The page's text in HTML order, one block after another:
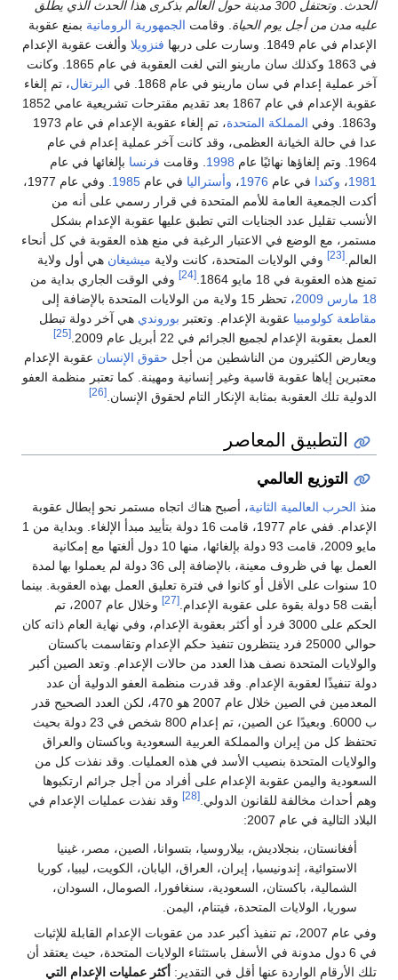
الحدث.
وتحتفل 300 مدينة حول العالم بذكرى هذا الحدث الذي يطلق
عليه مدن من أجل يوم الحياة . وقامت الجمهورية الرومانية بمنع عقوبة
الإعدام في عام 1849. وسارت على دربها
فنزويلا وألغت عقوبة الإعدام
في 1863 وكذلك سان مارينو التي لغت العقوبة في عام 1865. وكانت
آخر عملية إعدام في سان مارينو في عام 1868. في
البرتغال، تم إلغاء
عقوبة الإعدام في عام 1867 بعد تقديم مقترحات تشريعية عامي 1852
و1863. وفي
المملكة المتحدة
، تم إلغاء عقوبة الإعدام في عام 1973
عدا في حالة الخيانة العظمى، وقد كانت آخر عملية إعدام في عام
1964. وتم إلغاؤها نهائيًا عام
1998 . وقامت فرنسا بإلغائها في عام
1981، وكندا في عام 1976، وأستراليا في عام 1985
. وفي عام 1977،
أكدت الجمعية العامة للأمم المتحدة في قرار رسمي على أنه من
الأنسب تقليل عدد الجنايات التي تطبق عليها عقوبة الإعدام بشكل
مستمر، مع الوضع في الاعتبار الرغبة في منع هذه العقوبة في كل أنحاء
العالم. [23] وفي الولايات المتحدة، كانت ولاية ميشيغان هي أول ولاية
تمنع هذه العقوبة في 18 مايو 1864.
[24]
وفي الوقت الجاري بداية من
18 مارس
2009، تحظر 15 ولاية من الولايات المتحدة بالإضافة إلى
مقاطعة كولومبيا عقوبة الإعدام. وتعتبر بوروندي هي آخر دولة تبطل
العمل بعقوبة الإعدام لجميع الجرائم في 22 أبريل عام 2009.
[25]
ويعارض الكثيرون من الناشطين من أجل حقوق الإنسان عقوبة الإعدام
معتبرين إياها عقوبة قاسية وغير إنسانية ومهينة. كما تعتبر منظمة العفو
الدولية تلك العقوبة بمثابة الإنكار التام لحقوق الإنسان. [26]
التطبيق المعاصر
التوزيع العالمي
منذ الحرب العالمية الثانية، أصبح هناك اتجاه مستمر نحو إبطال عقوبة
الإعدام. ففي عام 1977، قامت 16 دولة بتأييد مبدأ الإلغاء. وبداية من 1
مايو 2009، قامت 93 دولة بإلغائها، منها 10 دول ألغتها مع إمكانية
العمل بها في ظروف معينة، بالإضافة إلى 36 دولة لم يعملوا بها لمدة
10 سنوات على الأقل أو كانوا في فترة تعليق العمل بهذه العقوبة. بينما
أبقت 58 دولة بقوة على عقوبة الإعدام.
[27]
وخلال عام 2007، تم
الحكم على 3000 فرد أو أكثر بعقوبة الإعدام، وفي نهاية العام ذاته كان
حوالي 25000 فرد ينتظرون تنفيذ حكم الإعدام وتقاسمت باكستان
والولايات المتحدة نصف هذا العدد من حالات الإعدام. وتعد الصين أكبر
دولة تنفيذًا لعقوبة الإعدام. وقد قدرت منظمة العفو الدولية أن عدد
المعدمين في الصين خلال عام 2007 هو 470، لكن العدد الصحيح قدر
ب 6000. وبعيدًا عن الصين، تم إعدام 800 شخص في 23 دولة بحيث
تحتفظ كل من إيران والمملكة العربية السعودية وباكستان والعراق
والولايات المتحدة بنصيب الأسد في هذه العمليات. وقد نفذت كل من
السعودية واليمن عقوبة الإعدام على أفراد من أجل جرائم ارتكبوها
وهم أحداث مخالفة للقانون الدولي. [28]
وقد نفذت عمليات الإعدام في
البلاد التالية في عام 2007:
أفغانستان، بنجلاديش، بيلاروسيا، بتسوانا، الصين، مصر، غينيا
الاستوائية، إندونيسيا، إيران، العراق، اليابان، الكويت، ليبيا، كوريا
الشمالية، باكستان، السعودية، سنغافورا، الصومال، السودان،
سوريا، الولايات المتحدة، فيتنام، اليمن.
وفي عام 2007، تم تنفيذ أكبر عدد من عقوبات الإعدام القابلة للإثبات
في 6 دول مدونة في الأسفل باستثناء الولايات المتحدة، حيث يعتقد أن
تلك الأرقام الواردة عنها أقل في التقدير: أكثر عمليات الإعدام التي